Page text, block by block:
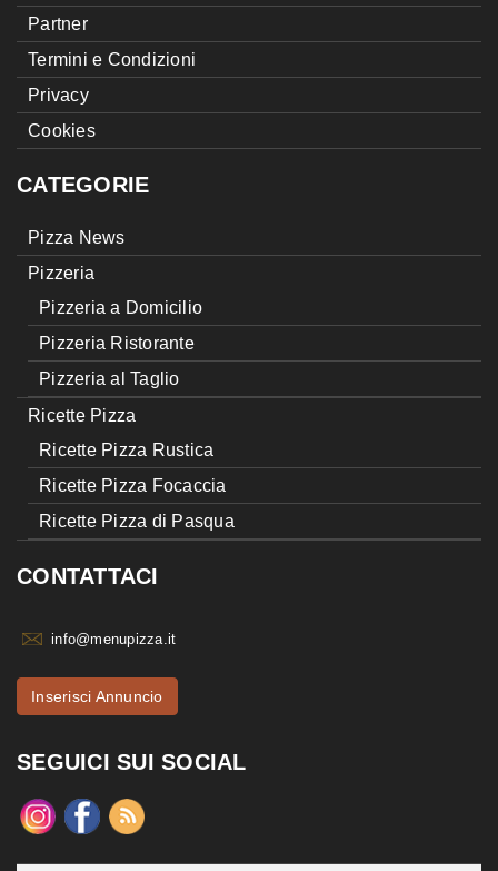
Partner
Termini e Condizioni
Privacy
Cookies
CATEGORIE
Pizza News
Pizzeria
Pizzeria a Domicilio
Pizzeria Ristorante
Pizzeria al Taglio
Ricette Pizza
Ricette Pizza Rustica
Ricette Pizza Focaccia
Ricette Pizza di Pasqua
CONTATTACI
info@menupizza.it
Inserisci Annuncio
SEGUICI SUI SOCIAL